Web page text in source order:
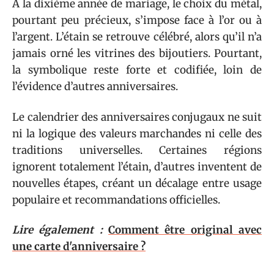
À la dixième année de mariage, le choix du métal,
pourtant peu précieux, s’impose face à l’or ou à
l’argent. L’étain se retrouve célébré, alors qu’il n’a
jamais orné les vitrines des bijoutiers. Pourtant,
la symbolique reste forte et codifiée, loin de
l’évidence d’autres anniversaires.
Le calendrier des anniversaires conjugaux ne suit
ni la logique des valeurs marchandes ni celle des
traditions universelles. Certaines régions
ignorent totalement l’étain, d’autres inventent de
nouvelles étapes, créant un décalage entre usage
populaire et recommandations officielles.
Lire également : Comment être original avec
une carte d'anniversaire ?